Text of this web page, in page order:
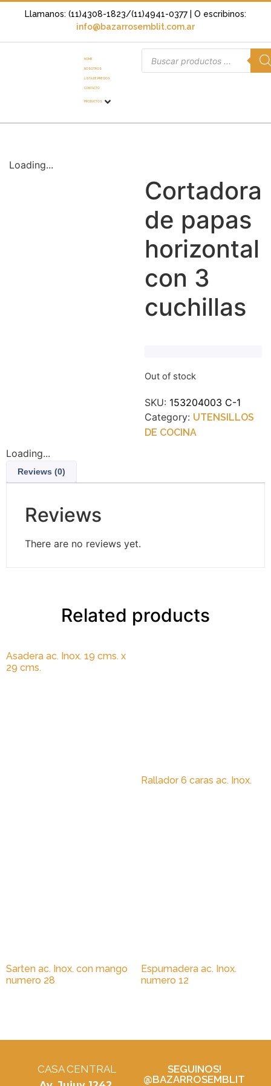
Llamanos: (11)4308-1823/(11)4941-0377
| O escribinos:
info@bazarrosemblit.com.ar
HOME
NOSOTROS
LISTA DE PRECIOS
CONTACTO
PRODUCTOS
Loading...
Cortadora
de papas
horizontal
con 3
cuchillas
Out of stock
SKU: 153204003 C-1
Category: UTENSILLOS
DE COCINA
Loading...
Reviews (0)
Reviews
There are no reviews yet.
Related products
Asadera ac. Inox. 19 cms. x
29 cms.
Rallador 6 caras ac. Inox.
Sarten ac. Inox. con mango
numero 28
Espumadera ac. Inox.
numero 12
CASA CENTRAL
SEGUINOS!
@BAZARROSEMBLIT